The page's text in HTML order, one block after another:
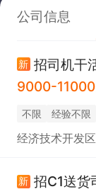
公司信息
新 招司机干
9000-11000
不限 经验不限
经济技术开发
新 招C1送货